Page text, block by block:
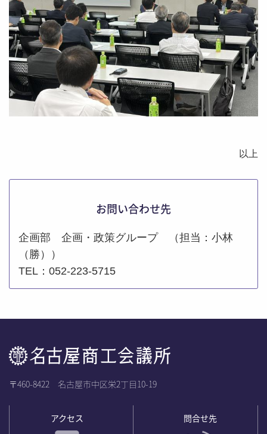
以上
お問い合わせ先
企画部 企画・政策グループ （担当：小林
（勝））
TEL：052-223-5715
〒460-8422 名古屋市中区栄2丁目10-19
アクセス 問合せ先